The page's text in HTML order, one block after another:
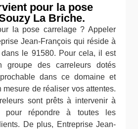
pour la pose
La Briche.
la pose carrelage ? Appeler
Jean-François qui réside à
le 91580. Pour cela, il est
groupe des carreleurs dotés
dans ce domaine et
mesure de réaliser vos attentes.
sont prêts à intervenir à
pour répondre à toutes les
De plus, Entreprise Jean-